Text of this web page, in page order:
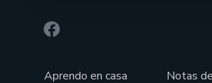
Aprendo en casa
Notas